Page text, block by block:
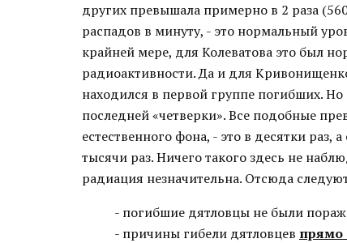
других превышала примерно в 2 раза
распадов в минуту, - это нормальный
крайней мере, для Колеватова это был
радиоактивности. Да и для
находился в первой группе погибших.
последней «четверки». Все подобные
естественного фона, - это в десятки раз,
тысячи раз. Ничего такого здесь не
радиация незначительна. Отсюда
- погибшие дятловцы не были
- причины гибели дятловцев прямо